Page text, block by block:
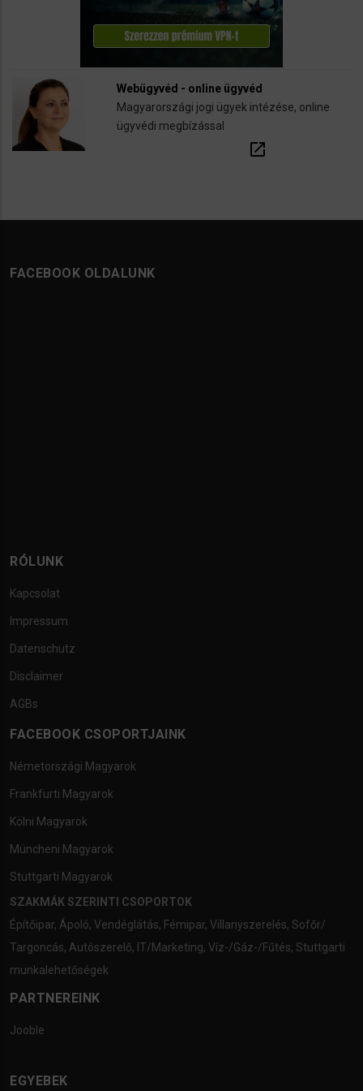
Webügyvéd - online ügyvéd
Magyarországi jogi ügyek intézése, online
ügyvédi megbízással
open_in_new
FACEBOOK OLDALUNK
RÓLUNK
Kapcsolat
Impressum
Datenschutz
Disclaimer
AGBs
FACEBOOK CSOPORTJAINK
Németországi Magyarok
Frankfurti Magyarok
Kölni Magyarok
Müncheni Magyarok
Stuttgarti Magyarok
SZAKMÁK SZERINTI CSOPORTOK
Építőipar, Ápoló, Vendéglátás, Fémipar, Villanyszerelés, Sofőr/
Targoncás, Autószerelő, IT/Marketing, Víz-/Gáz-/Fűtés, Stuttgarti
munkalehetőségek
PARTNEREINK
Jooble
EGYEBEK